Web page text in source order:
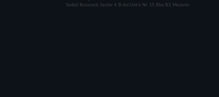
Sediul: Bucuresti, Sector 4, B-dul Unirii, Nr. 15, Bloc B3, Mezanin